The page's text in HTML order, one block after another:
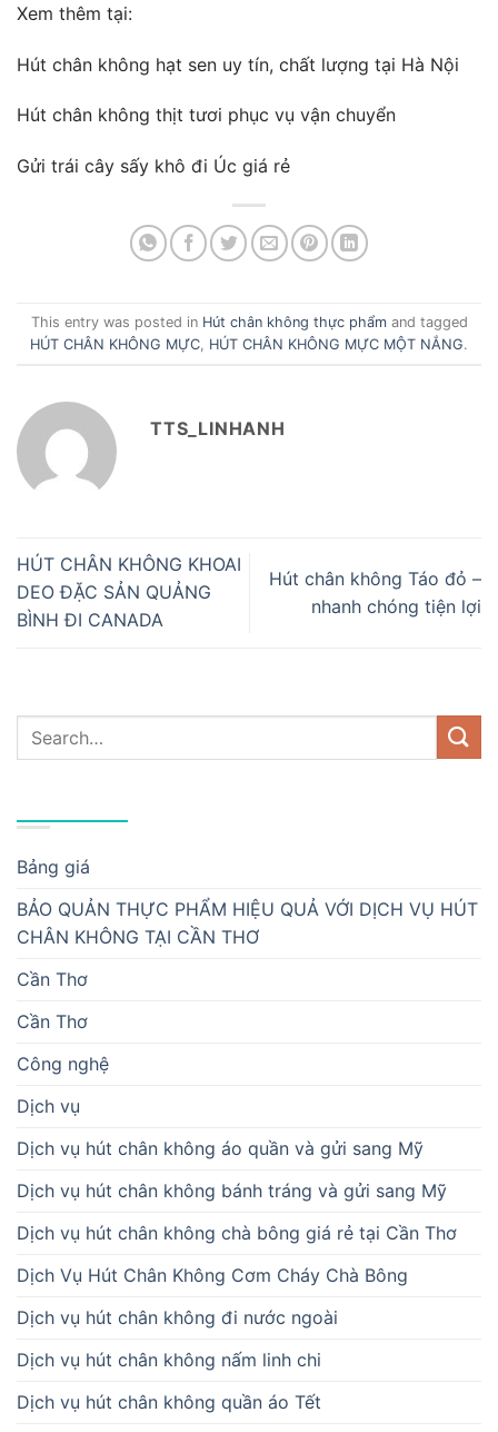
Xem thêm tại:
Hút chân không hạt sen uy tín, chất lượng tại Hà Nội
Hút chân không thịt tươi phục vụ vận chuyển
Gửi trái cây sấy khô đi Úc giá rẻ
This entry was posted in Hút chân không thực phẩmand tagged
HÚT CHÂN KHÔNG MỰC HÚT CHÂN KHÔNG MỰC MỘT NẮNG.
TTS_LINHANH
HÚT CHÂN KHÔNG KHOAI
DEO ĐẶC SẢN QUẢNG
BÌNH ĐI CANADA
Hút chân không Táo đỏ –
nhanh chóng tiện lợi
Bảng giá
BẢO QUẢN THỰC PHẨM HIỆU QUẢ VỚI DỊCH VỤ HÚT
CHÂN KHÔNG TẠI CẦN THƠ
Cần Thơ
Cần Thơ
Công nghệ
Dịch vụ
Dịch vụ hút chân không áo quần và gửi sang Mỹ
Dịch vụ hút chân không bánh tráng và gửi sang Mỹ
Dịch vụ hút chân không chà bông giá rẻ tại Cần Thơ
Dịch Vụ Hút Chân Không Cơm Cháy Chà Bông
Dịch vụ hút chân không đi nước ngoài
Dịch vụ hút chân không nấm linh chi
Dịch vụ hút chân không quần áo Tết